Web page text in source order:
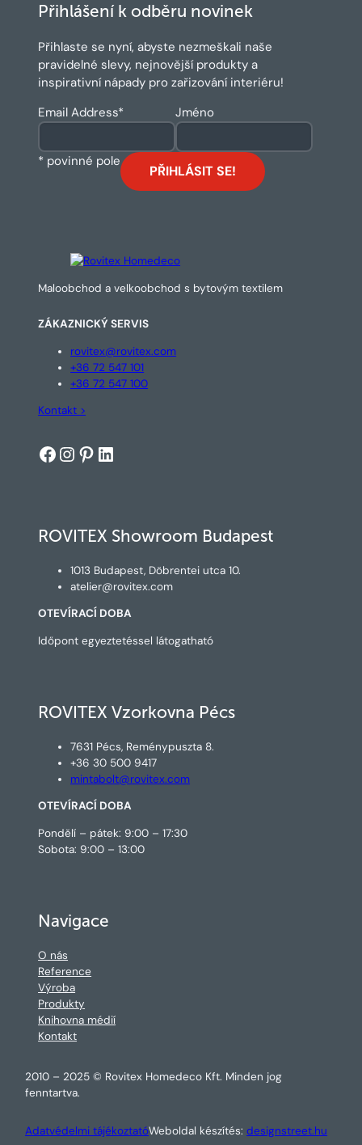
Přihlášení k odběru novinek
Přihlaste se nyní, abyste nezmeškali naše
pravidelné slevy, nejnovější produkty a
inspirativní nápady pro zařizování interiéru!
Email Address* Jméno
* povinné pole
Maloobchod a velkoobchod s bytovým textilem
ZÁKAZNICKÝ SERVIS
rovitex@rovitex.com
+36 72 547 101
+36 72 547 100
Kontakt >
Facebook
Instagram
Pinterest
LinkedIn
ROVITEX Showroom Budapest
1013 Budapest, Döbrentei utca 10.
atelier@rovitex.com
OTEVÍRACÍ DOBA
Időpont egyeztetéssel látogatható
ROVITEX Vzorkovna Pécs
7631 Pécs, Reménypuszta 8.
+36 30 500 9417
mintabolt@rovitex.com
OTEVÍRACÍ DOBA
Pondělí – pátek: 9:00 – 17:30
Sobota: 9:00 – 13:00
Navigace
O nás
Reference
Výroba
Produkty
Knihovna médií
Kontakt
2010 – 2025 © Rovitex Homedeco Kft. Minden jog
fenntartva.
Adatvédelmi tájékoztatóWeboldal készítés:designstreet.hu